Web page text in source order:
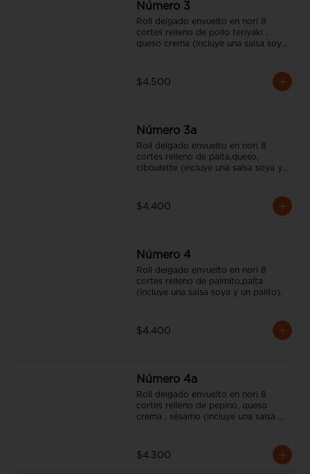
Número 3
Roll delgado envuelto en nori 8
cortes relleno de pollo teriyaki ,
queso crema (incluye una salsa soya
$4.500
Número 3a
Roll delgado envuelto en nori 8
cortes relleno de palta,queso,
ciboulette (incluye una salsa soya y
$4.400
Número 4
Roll delgado envuelto en nori 8
cortes relleno de palmito,palta
(incluye una salsa soya y un palito).
$4.400
Número 4a
Roll delgado envuelto en nori 8
cortes relleno de pepino, queso
crema , sésamo (incluye una salsa
$4.300